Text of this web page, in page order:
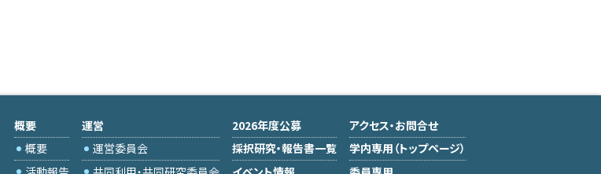
概要
概要
運営
運営委員会
2026年度公募
採択研究・報告書一覧
アクセス・お問合せ
学内専用（トップページ）